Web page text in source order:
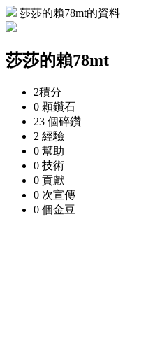
莎莎的賴78mt的資料
莎莎的賴78mt
2積分
0 顆鑽石
23 個碎鑽
2 經驗
0 幫助
0 技術
0 貢獻
0 次宣傳
0 個金豆